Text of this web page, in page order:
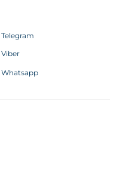
Telegram
Viber
Whatsapp